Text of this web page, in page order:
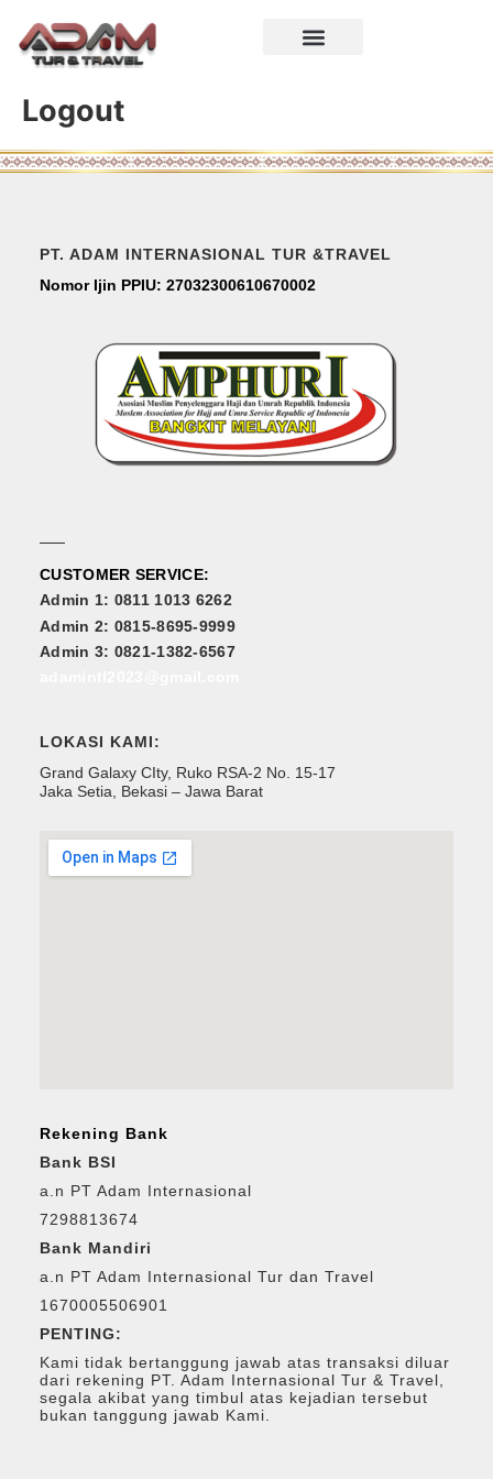
Logout
PT. ADAM INTERNASIONAL TUR &TRAVEL
Nomor Ijin PPIU: 27032300610670002
CUSTOMER SERVICE:
Admin 1: 0811 1013 6262
Admin 2: 0815-8695-9999
Admin 3: 0821-1382-6567
LOKASI KAMI:
Grand Galaxy CIty, Ruko RSA-2 No. 15-17
Jaka Setia, Bekasi – Jawa Barat
Rekening Bank
Bank BSI
a.n PT Adam Internasional
7298813674
Bank Mandiri
a.n PT Adam Internasional Tur dan Travel
1670005506901
PENTING:
Kami tidak bertanggung jawab atas transaksi diluar
dari rekening PT. Adam Internasional Tur & Travel,
segala akibat yang timbul atas kejadian tersebut
bukan tanggung jawab Kami.